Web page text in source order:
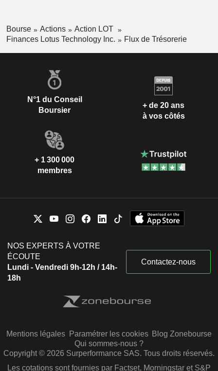
Bourse Actions
Action LOT
Finances Lotus Technology Inc.
Flux de Trésorerie
N°1 du Conseil
Boursier
+ de 20 ans
à vos côtés
+ 1 300 000
membres
NOS EXPERTS À VOTRE
ÉCOUTE
Lundi - Vendredi 9h-12h / 14h-
18h
Contactez-nous
Mentions légales Paramétrer les cookies Blog Zonebourse
Qui sommes-nous ?
Copyright © 2026 Surperformance SAS. Tous droits réservés.
Les cotations sont fournies par Factset, Morningstar et S&P